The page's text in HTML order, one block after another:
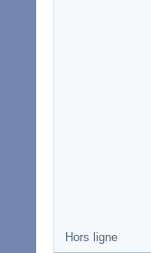
Hors ligne